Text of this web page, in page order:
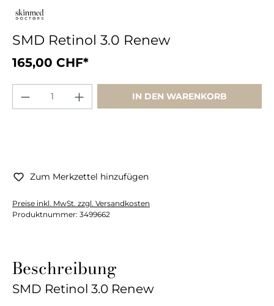
SMD Retinol 3.0 Renew
165,00 CHF*
IN DEN WARENKORB
Zum Merkzettel hinzufügen
Preise inkl. MwSt. zzgl. Versandkosten
Produktnummer: 3499662
Beschreibung
SMD Retinol 3.0 Renew